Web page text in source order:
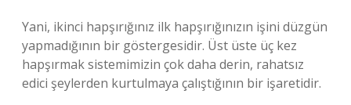
Yani, ikinci hapşırığınız ilk hapşırığınızın işini düzgün
yapmadığının bir göstergesidir. Üst üste üç kez
hapşırmak sistemimizin çok daha derin, rahatsız
edici şeylerden kurtulmaya çalıştığının bir işaretidir.